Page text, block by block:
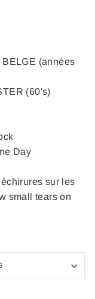
(années
(60's)
Day
sur les
small tears on